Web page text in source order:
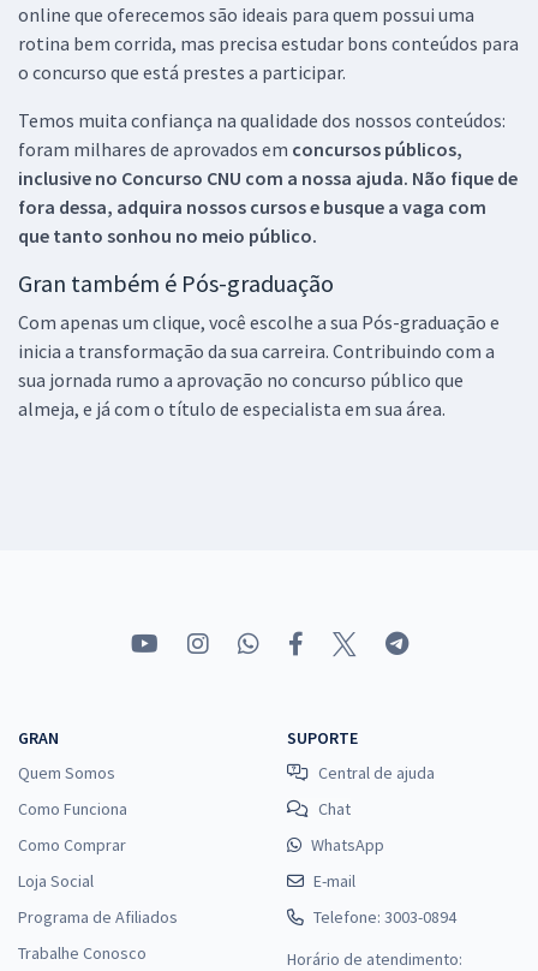
online que oferecemos são ideais para quem possui uma
rotina bem corrida, mas precisa estudar bons conteúdos para
o concurso que está prestes a participar.
Temos muita confiança na qualidade dos nossos conteúdos:
foram milhares de aprovados em concursos públicos,
inclusive no Concurso CNU com a nossa ajuda. Não fique de
fora dessa, adquira nossos cursos e busque a vaga com
que tanto sonhou no meio público.
Gran também é Pós-graduação
Com apenas um clique, você escolhe a sua Pós-graduação e
inicia a transformação da sua carreira. Contribuindo com a
sua jornada rumo a aprovação no concurso público que
almeja, e já com o título de especialista em sua área.
GRAN
Quem Somos
Como Funciona
Como Comprar
Loja Social
Programa de Afiliados
Trabalhe Conosco
SUPORTE
Central de ajuda
Chat
WhatsApp
E-mail
Telefone: 3003-0894
Horário de atendimento: